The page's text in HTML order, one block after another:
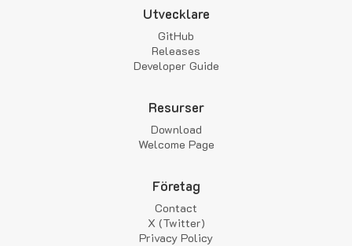
Utvecklare
GitHub
Releases
Developer Guide
Resurser
Download
Welcome Page
Företag
Contact
X (Twitter)
Privacy Policy